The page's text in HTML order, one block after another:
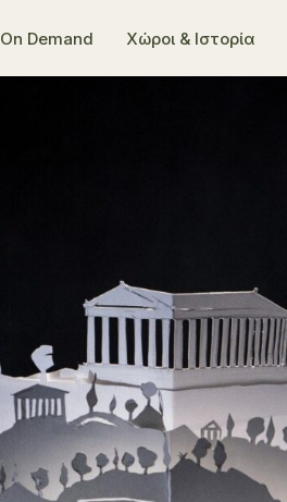
On Demand Χώροι & Ιστορία